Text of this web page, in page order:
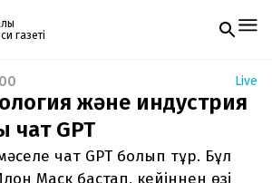
газеті
ай сайын электронды
отырыңыз. Жаңа нөмір
жіберіледі. Тек email
Live
және индустрия
чат GPT
чат GPT болып тұр. Бұл
Маск бастап, кейіннен өзі